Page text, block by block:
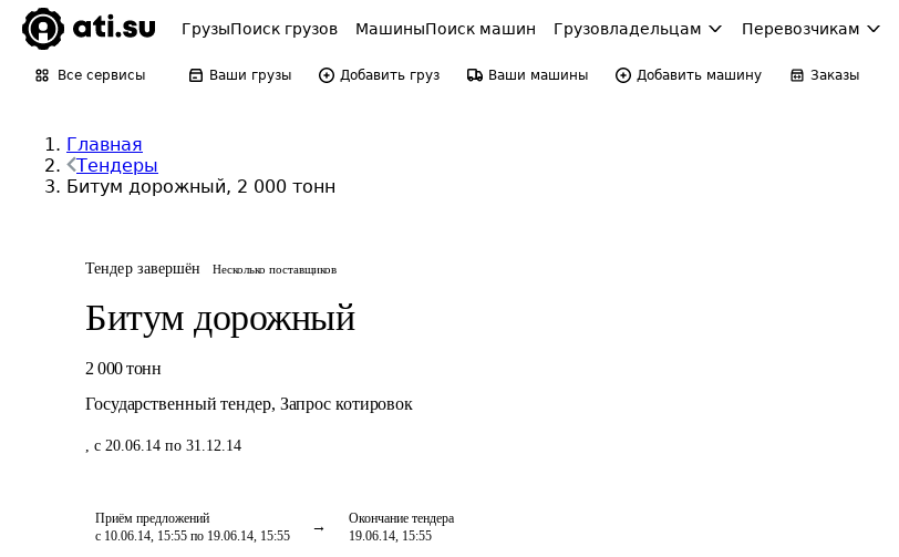
ГрузыПоиск грузов МашиныПоиск машин Грузовладельцам Перевозчикам
Все сервисы Ваши грузы Добавить груз Ваши машины Добавить машину Заказы
Главная
Тендеры
Битум дорожный, 2 000 тонн
Тендер завершён Несколько поставщиков
Битум дорожный
2 000 тонн
Государственный тендер, Запрос котировок
, с 20.06.14 по 31.12.14
Приём предложений
с 10.06.14, 15:55 по 19.06.14, 15:55
Окончание тендера
19.06.14, 15:55